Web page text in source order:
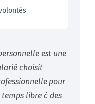
est une
choisit
pour
libre à des